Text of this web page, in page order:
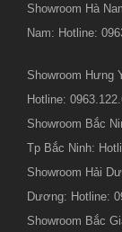
Showroom Hà
Nam: Hotline:
Showroom Hưng
Hotline:
Showroom Bắc
Tp Bắc Ninh:
Showroom Hải
Dương: Hotline:
Showroom Bắc